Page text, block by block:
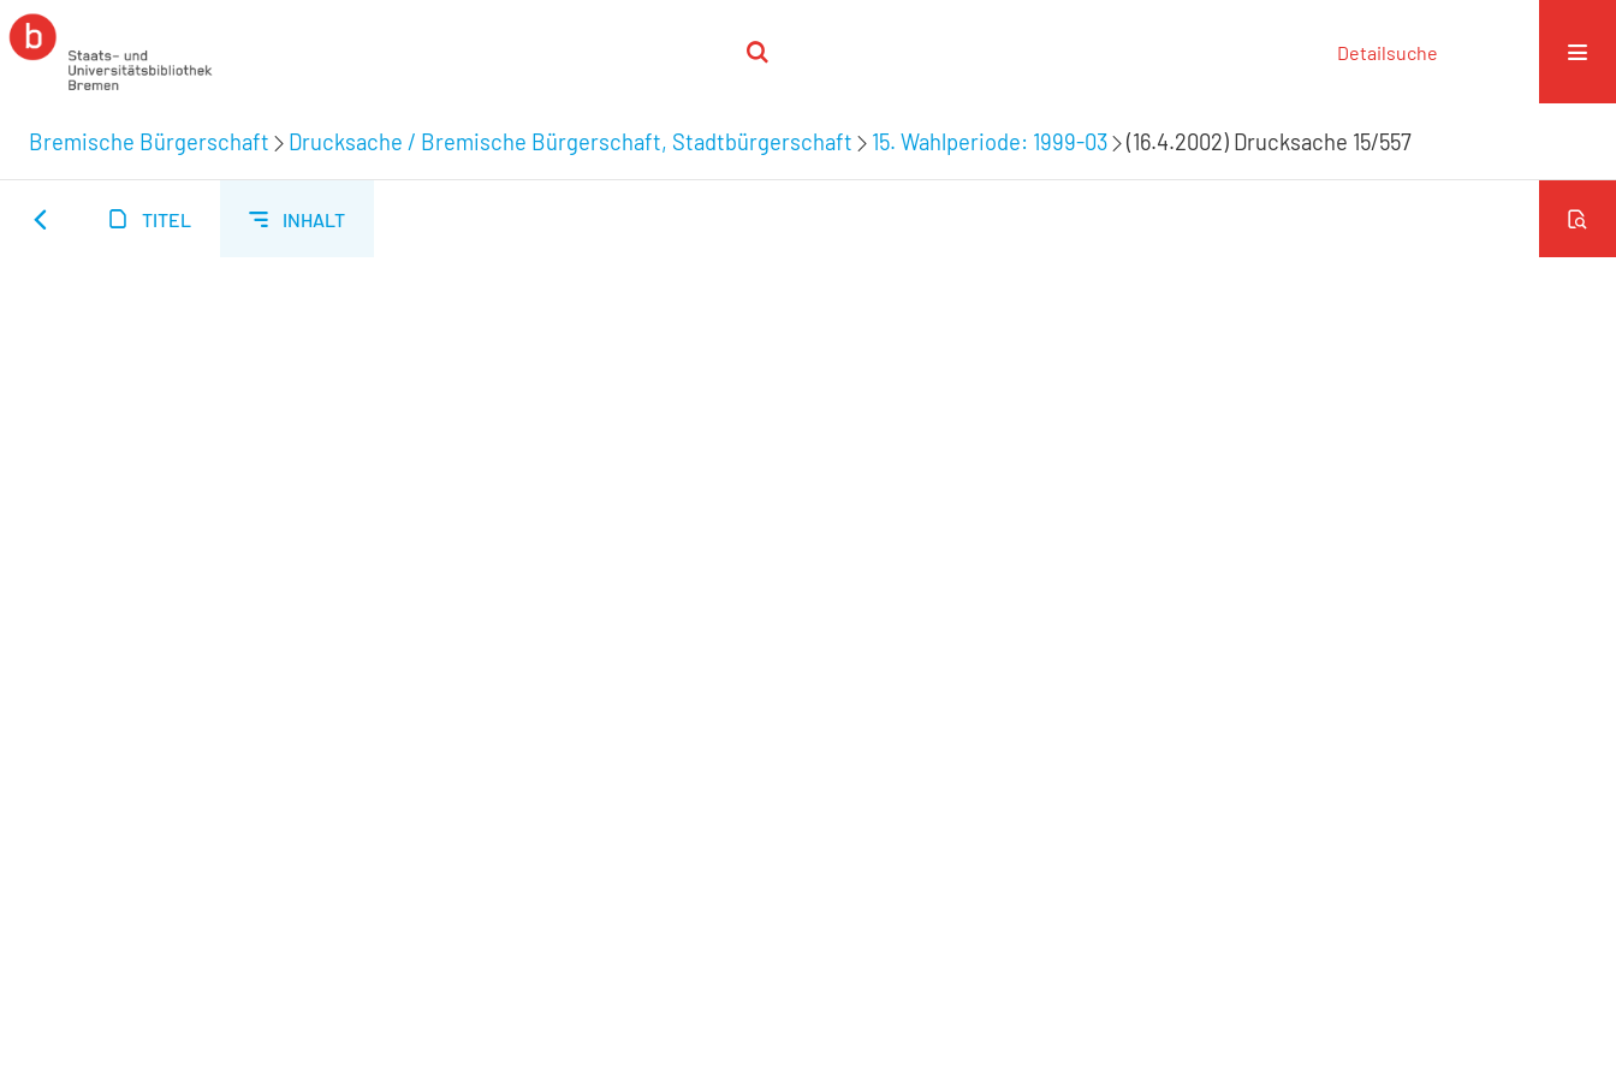
Detailsuche
Bremische Bürgerschaft Drucksache / Bremische Bürgerschaft, Stadtbürgerschaft 15. Wahlperiode: 1999-03 (16.4.2002) Drucksache 15/557
TITEL INHALT